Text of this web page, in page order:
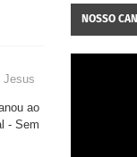
Jesus
ao
- Sem
NOSSO